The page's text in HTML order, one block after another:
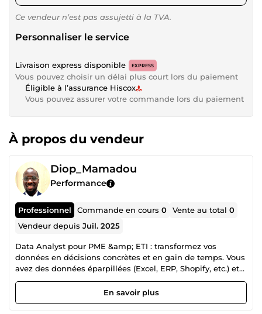
Ce vendeur n’est pas assujetti à la TVA.
Personnaliser le service
Livraison express disponible EXPRESS
Vous pouvez choisir un délai plus court lors du paiement
Éligible à l’assurance Hiscox
Vous pouvez assurer votre commande lors du paiement
À propos du vendeur
Diop_Mamadou
Performance
Professionnel Commande en cours0 Vente au total0
Vendeur depuisJuil. 2025
Data Analyst pour PME &amp; ETI : transformez vos
données en décisions concrètes et en gain de temps. Vous
avez des données éparpillées (Excel, ERP, Shopify, etc.) et
vous ne savez pas quoi en tirer ? Je crée des tableaux de
bord Power BI / Excel clairs, fiables et actionnables, qui
vous permettent de : suivre vos KPI business en un coup
En savoir plus